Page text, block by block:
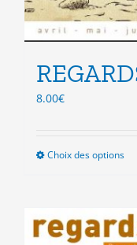
8.00€
Choix des optionsCe